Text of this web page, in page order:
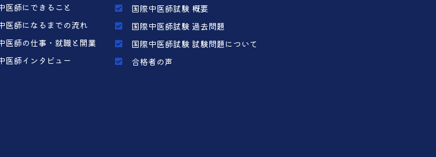
医師にできること
医師になるまでの流れ
医師の仕事・就職と開業
医師インタビュー
国際中医師試験 概要
国際中医師試験 過去問題
国際中医師試験 試験問題について
合格者の声